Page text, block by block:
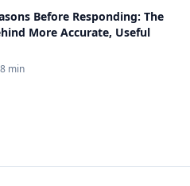
Before Responding: The
More Accurate, Useful
8 min